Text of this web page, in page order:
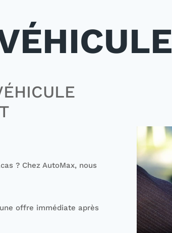
? Chez AutoMax, nous
offre immédiate après